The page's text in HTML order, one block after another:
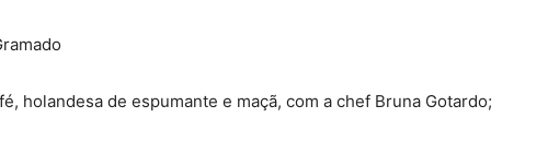
holandesa de espumante e maçã, com a chef Bruna Gotardo;